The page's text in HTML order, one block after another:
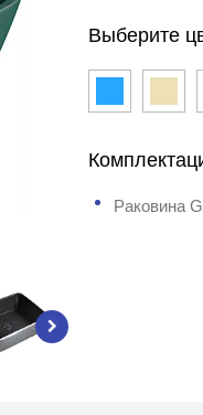
Выберите
Раковина